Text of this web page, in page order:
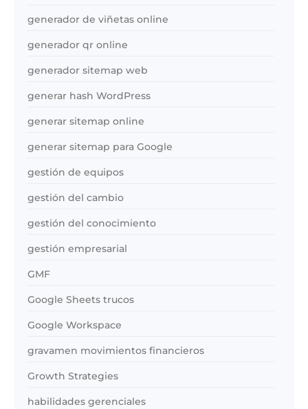
generador de viñetas online
generador qr online
generador sitemap web
generar hash WordPress
generar sitemap online
generar sitemap para Google
gestión de equipos
gestión del cambio
gestión del conocimiento
gestión empresarial
GMF
Google Sheets trucos
Google Workspace
gravamen movimientos financieros
Growth Strategies
habilidades gerenciales